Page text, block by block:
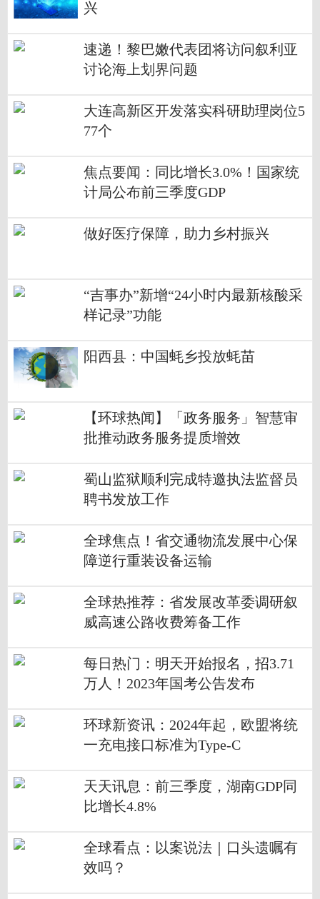
兴
速递！黎巴嫩代表团将访问叙利亚
讨论海上划界问题
大连高新区开发落实科研助理岗位5
77个
焦点要闻：同比增长3.0%！国家统
计局公布前三季度GDP
做好医疗保障，助力乡村振兴
“吉事办”新增“24小时内最新核酸采
样记录”功能
阳西县：中国蚝乡投放蚝苗
【环球热闻】「政务服务」智慧审
批推动政务服务提质增效
蜀山监狱顺利完成特邀执法监督员
聘书发放工作
全球焦点！省交通物流发展中心保
障逆行重装设备运输
全球热推荐：省发展改革委调研叙
威高速公路收费筹备工作
每日热门：明天开始报名，招3.71
万人！2023年国考公告发布
环球新资讯：2024年起，欧盟将统
一充电接口标准为Type-C
天天讯息：前三季度，湖南GDP同
比增长4.8%
全球看点：以案说法｜口头遗嘱有
效吗？